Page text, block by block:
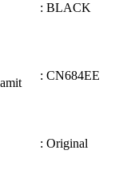
: BLACK
: CN684EE
: Original